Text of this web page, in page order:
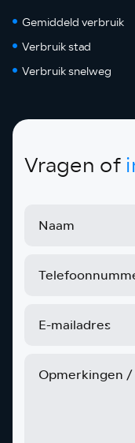
Gemiddeld verbruik
Verbruik stad
Verbruik snelweg
Vragen of